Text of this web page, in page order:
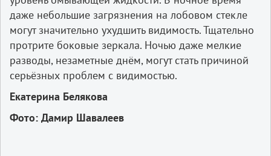
даже небольшие загрязнения на лобовом стекле
могут значительно ухудшить видимость. Тщательно
протрите боковые зеркала. Ночью даже мелкие
разводы, незаметные днём, могут стать причиной
серьёзных проблем с видимостью.
Екатерина Белякова
Фото: Дамир Шавалеев